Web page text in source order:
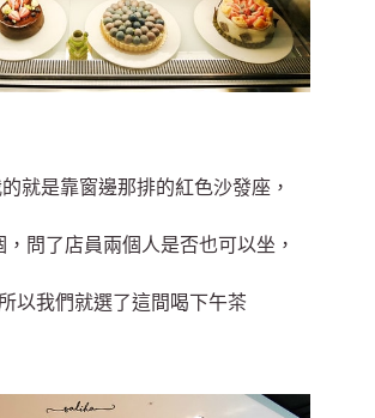
就是靠窗邊那排的紅色沙發座，
，問了店員兩個人是否也可以坐，
以我們就選了這間喝下午茶